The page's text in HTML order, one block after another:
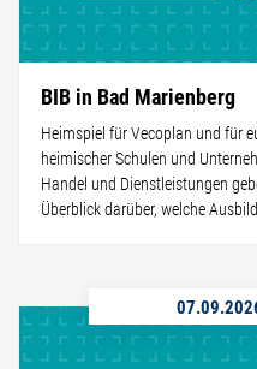
BIB in Bad Marienberg
Heimspiel für Vecoplan und für
heimischer Schulen und
Handel und Dienstleistungen
Überblick darüber, welche